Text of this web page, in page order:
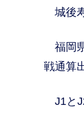
城後
福岡
戦通算
J1と